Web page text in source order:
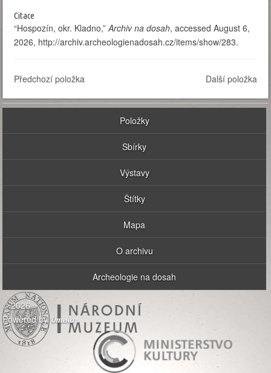
Citace
“Hospozín, okr. Kladno,”Archiv na dosah, accessed August 6,
2026, http://archiv.archeologienadosah.cz/items/show/283.
Předchozí položka Další položka
Položky
Sbírky
Výstavy
Štítky
Mapa
O archivu
Archeologie na dosah
© 2026
Powered byOmeka